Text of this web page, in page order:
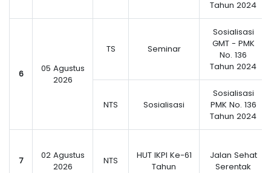
Tahun 2024
6
05 Agustus
2026
TS Seminar
Sosialisasi
GMT - PMK
No. 136
Tahun 2024
NTS Sosialisasi
Sosialisasi
PMK No. 136
Tahun 2024
7
02 Agustus
2026
NTS
HUT IKPI Ke-61
Tahun
Jalan Sehat
Serentak